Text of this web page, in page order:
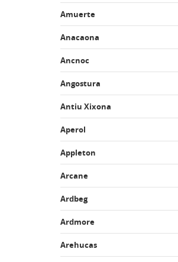
Amuerte
Anacaona
Ancnoc
Angostura
Antiu Xixona
Aperol
Appleton
Arcane
Ardbeg
Ardmore
Arehucas